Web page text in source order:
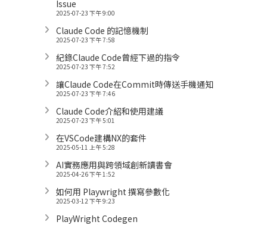
Issue
2025-07-23 下午 9:00
Claude Code 的記憶機制
2025-07-23 下午 7:58
紀錄Claude Code曾經下過的指令
2025-07-23 下午 7:52
讓Claude Code在Commit時傳送手機通知
2025-07-23 下午 7:46
Claude Code介紹和使用建議
2025-07-23 下午 5:01
在VSCode建構NX的套件
2025-05-11 上午 5:28
AI實務應用與跨領域創新讀書會
2025-04-26 下午 1:52
如何用 Playwright 撰寫參數化
2025-03-12 下午 9:23
PlayWright Codegen